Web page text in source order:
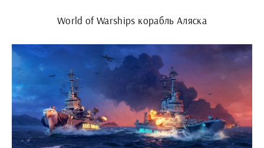
World of Warships корабль Аляска